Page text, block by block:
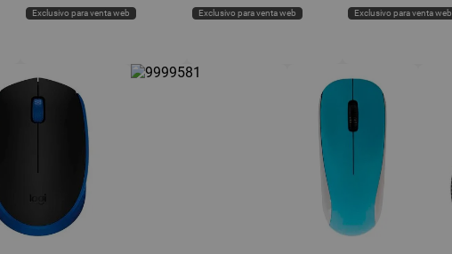
Exclusivo para venta web Exclusivo para venta web Exclusivo para venta web